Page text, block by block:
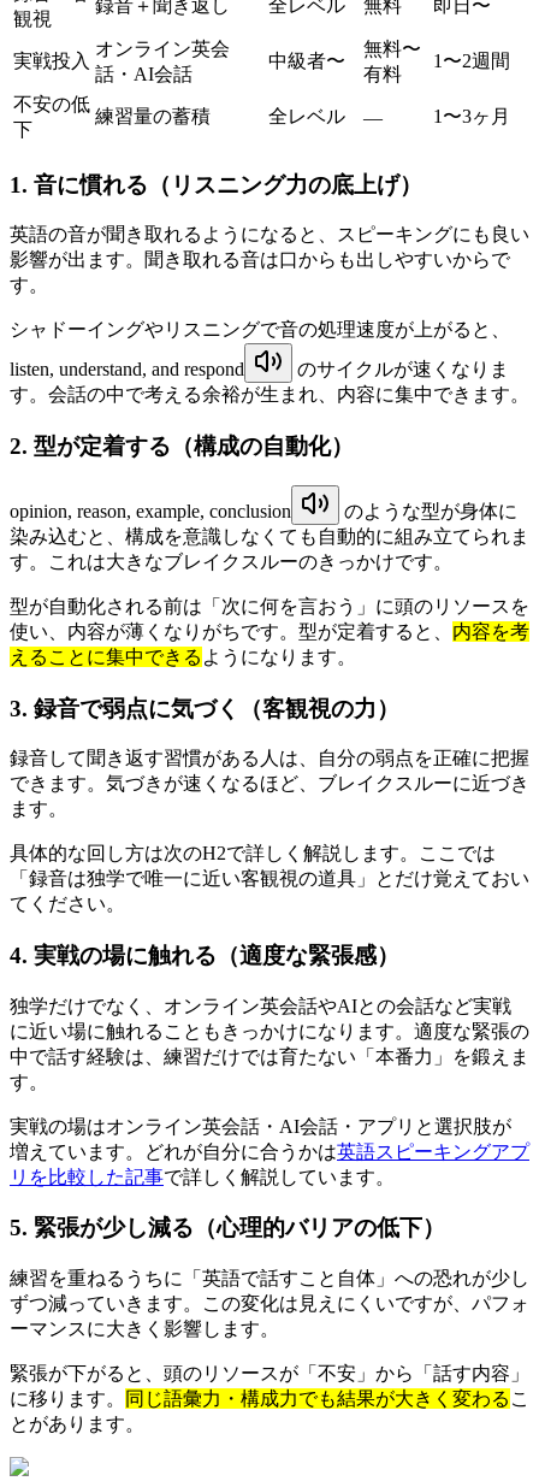
観視
録音＋聞き返し 全レベル 無料 即日〜
実戦投入
オンライン英会
話・AI会話
中級者〜
無料〜
有料
1〜2週間
不安の低
下
練習量の蓄積 全レベル — 1〜3ヶ月
1. 音に慣れる（リスニング力の底上げ）
英語の音が聞き取れるようになると、スピーキングにも良い
影響が出ます。聞き取れる音は口からも出しやすいからで
す。
シャドーイングやリスニングで音の処理速度が上がると、
listen, understand, and respond
のサイクルが速くなりま
す。会話の中で考える余裕が生まれ、内容に集中できます。
2. 型が定着する（構成の自動化）
opinion, reason, example, conclusion
のような型が身体に
染み込むと、構成を意識しなくても自動的に組み立てられま
す。これは大きなブレイクスルーのきっかけです。
型が自動化される前は「次に何を言おう」に頭のリソースを
使い、内容が薄くなりがちです。型が定着すると、 内容を考
えることに集中できる ようになります。
3. 録音で弱点に気づく（客観視の力）
録音して聞き返す習慣がある人は、自分の弱点を正確に把握
できます。気づきが速くなるほど、ブレイクスルーに近づき
ます。
具体的な回し方は次のH2で詳しく解説します。ここでは
「録音は独学で唯一に近い客観視の道具」とだけ覚えておい
てください。
4. 実戦の場に触れる（適度な緊張感）
独学だけでなく、オンライン英会話やAIとの会話など実戦
に近い場に触れることもきっかけになります。適度な緊張の
中で話す経験は、練習だけでは育たない「本番力」を鍛えま
す。
実戦の場はオンライン英会話・AI会話・アプリと選択肢が
増えています。どれが自分に合うかは英語スピーキングアプ
リを比較した記事で詳しく解説しています。
5. 緊張が少し減る（心理的バリアの低下）
練習を重ねるうちに「英語で話すこと自体」への恐れが少し
ずつ減っていきます。この変化は見えにくいですが、パフォ
ーマンスに大きく影響します。
緊張が下がると、頭のリソースが「不安」から「話す内容」
に移ります。
同じ語彙力・構成力でも結果が大きく変わる こ
とがあります。